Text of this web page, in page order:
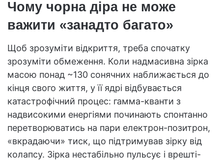
Чому чорна діра не може
важити «занадто багато»
Щоб зрозуміти відкриття, треба спочатку
зрозуміти обмеження. Коли надмасивна зірка
масою понад ~130 сонячних наближається до
кінця свого життя, у її ядрі відбувається
катастрофічний процес: гамма-кванти з
надвисокими енергіями починають спонтанно
перетворюватись на пари електрон-позитрон,
«вкрадаючи» тиск, що підтримував зірку від
колапсу. Зірка нестабільно пульсує і врешті-